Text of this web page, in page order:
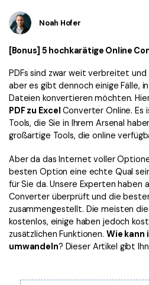
PDF-Daten extrahieren
PDF freigeben
eSign PDFs rechtmäßig Neu
Branchen
Bildung
Rechtliches
Gesundheitswesen
Finanzen
Regierung
Freiberufler
Was ist NEU
Benutzerhandbuch
PDFelement für Windows
PDFelement für Mac
PDFelement für iOS
PDFelement für Android
Mehr erfahren
Bewertungen
Sehen Sie, was unsere Nutzer
Kostenlose PDF-Vorlagen
Bearbeiten, Drucken und
PDF-bezogene Informationen,
Noah Hofer
[Bonus] 5 hochkarätige Online
PDFs sind zwar weit verbreitet
aber es gibt dennoch einige Fälle,
Dateien konvertieren möchten.
PDF zu Excel Converter Online.
Tools, die Sie in Ihrem Arsenal
großartige Tools, die online
Aber da das Internet voller
besten Option eine echte Qual
für Sie da. Unsere Experten haben
Converter überprüft und die
zusammengestellt. Die meisten
kostenlos, einige haben jedoch
zusätzlichen Funktionen. Wie kann
umwandeln? Dieser Artikel gibt